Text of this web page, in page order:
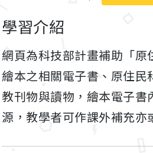
學習介紹
網頁為科技部計畫補助「
繪本之相關電子書、原住
教刊物與讀物，繪本電子
源，教學者可作課外補充亦